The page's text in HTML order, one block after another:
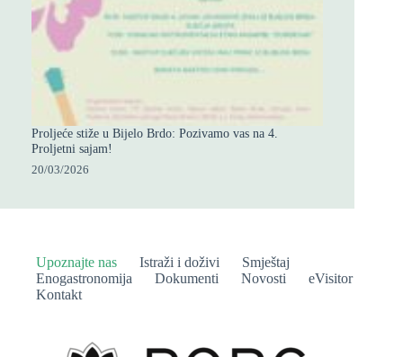
Proljeće stiže u Bijelo Brdo: Pozivamo vas na 4.
Proljetni sajam!
20/03/2026
Upoznajte nas Istraži i doživi
Smještaj
Enogastronomija
Dokumenti Novosti
eVisitor
Kontakt